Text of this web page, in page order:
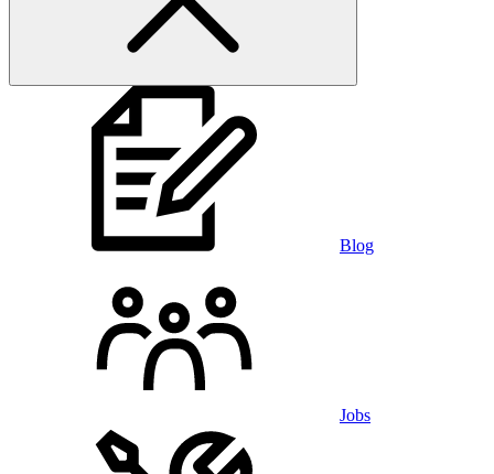
Blog
Jobs